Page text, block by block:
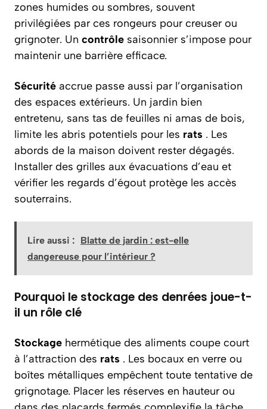
zones humides ou sombres, souvent
privilégiées par ces rongeurs pour creuser ou
grignoter. Un contrôle saisonnier s’impose pour
maintenir une barrière efficace.
Sécurité accrue passe aussi par l’organisation
des espaces extérieurs. Un jardin bien
entretenu, sans tas de feuilles ni amas de bois,
limite les abris potentiels pour les rats . Les
abords de la maison doivent rester dégagés.
Installer des grilles aux évacuations d’eau et
vérifier les regards d’égout protège les accès
souterrains.
Lire aussi : Blatte de jardin : est-elle
dangereuse pour l’intérieur ?
Pourquoi le stockage des denrées joue-t-
il un rôle clé
Stockage hermétique des aliments coupe court
à l’attraction des rats . Les bocaux en verre ou
boîtes métalliques empêchent toute tentative de
grignotage. Placer les réserves en hauteur ou